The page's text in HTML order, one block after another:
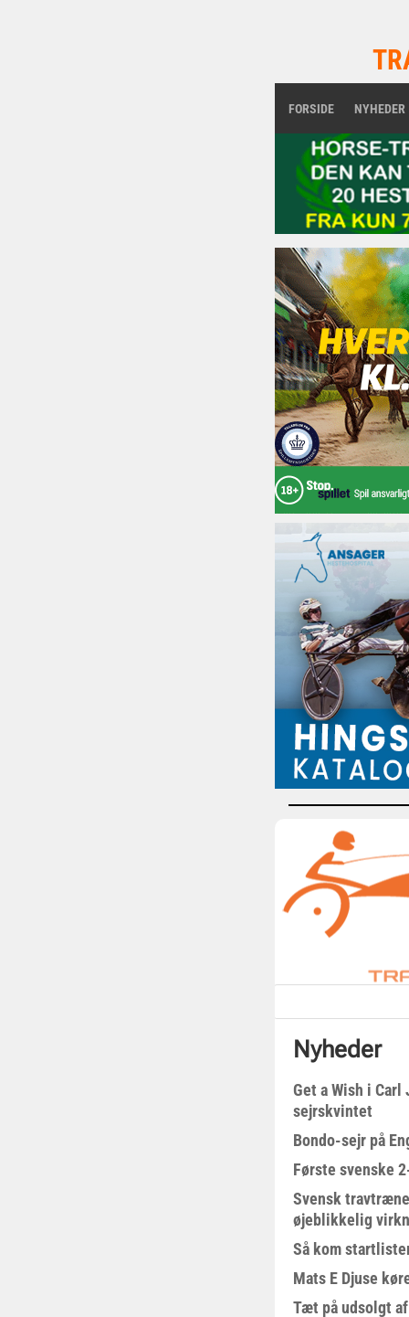
FORSIDE NYHEDER
Nyheder
Get a Wish i Carl
sejrskvintet
Bondo-sejr på
Første svenske
Svensk
øjeblikkelig
Så kom
Mats E Djuse
Tæt på udsolgt